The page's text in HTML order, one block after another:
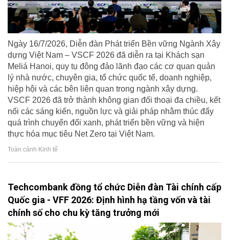
Ngày 16/7/2026, Diễn đàn Phát triển Bền vững Ngành Xây
dựng Việt Nam – VSCF 2026 đã diễn ra tại Khách sạn
Meliá Hanoi, quy tụ đông đảo lãnh đạo các cơ quan quản
lý nhà nước, chuyên gia, tổ chức quốc tế, doanh nghiệp,
hiệp hội và các bên liên quan trong ngành xây dựng.
VSCF 2026 đã trở thành không gian đối thoại đa chiều, kết
nối các sáng kiến, nguồn lực và giải pháp nhằm thúc đẩy
quá trình chuyển đổi xanh, phát triển bền vững và hiện
thực hóa mục tiêu Net Zero tại Việt Nam.
Toàn cảnh Kinh tế
Techcombank đồng tổ chức Diễn đàn Tài chính cấp
Quốc gia - VFF 2026: Định hình hạ tầng vốn và tài
chính số cho chu kỳ tăng trưởng mới